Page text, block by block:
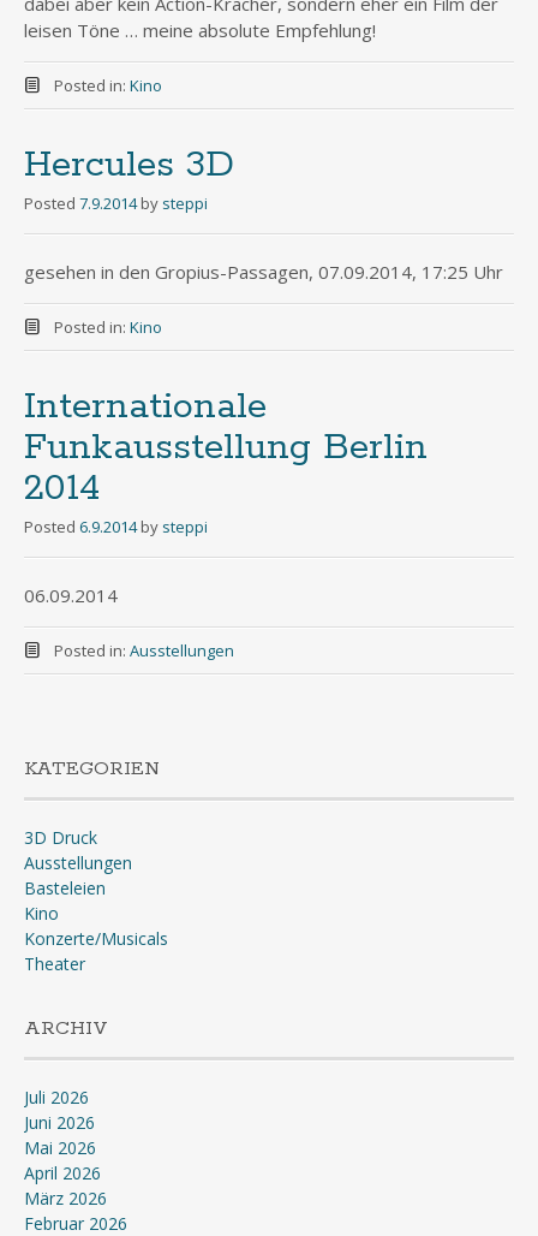
leisen Töne … meine absolute Empfehlung!
Posted in: Kino
Hercules 3D
Posted 7.9.2014 by steppi
gesehen in den Gropius-Passagen, 07.09.2014, 17:25 Uhr
Posted in: Kino
Internationale
Funkausstellung Berlin
2014
Posted 6.9.2014 by steppi
06.09.2014
Posted in: Ausstellungen
KATEGORIEN
3D Druck
Ausstellungen
Basteleien
Kino
Konzerte/Musicals
Theater
ARCHIV
Juli 2026
Juni 2026
Mai 2026
April 2026
März 2026
Februar 2026